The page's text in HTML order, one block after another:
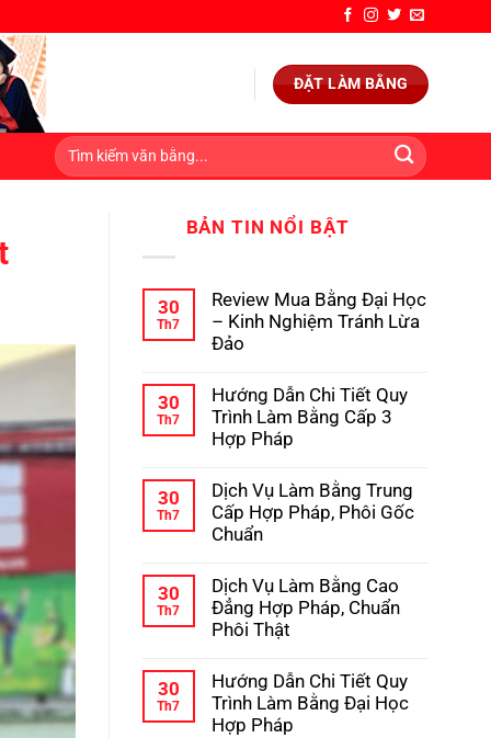
ĐẶT LÀM BẰNG
BẢN TIN NỔI BẬT
30
Th7
Review Mua Bằng Đại Học
– Kinh Nghiệm Tránh Lừa
Đảo
bình
luận
ở
Review
Đại
Học
–
Kinh
Lừa
Đảo
30
Th7
Hướng Dẫn Chi Tiết Quy
Trình Làm Bằng Cấp 3
Hợp Pháp
bình
luận
ở
Hướng
Tiết
Quy
Trình
Làm
3
Hợp
Pháp
30
Th7
Dịch Vụ Làm Bằng Trung
Cấp Hợp Pháp, Phôi Gốc
Chuẩn
bình
luận
ở
Dịch
Bằng
Trung
Cấp
Hợp
30
Th7
Dịch Vụ Làm Bằng Cao
Đẳng Hợp Pháp, Chuẩn
Phôi Thật
bình
luận
ở
Dịch
30
Th7
Hướng Dẫn Chi Tiết Quy
Trình Làm Bằng Đại Học
Hợp Pháp